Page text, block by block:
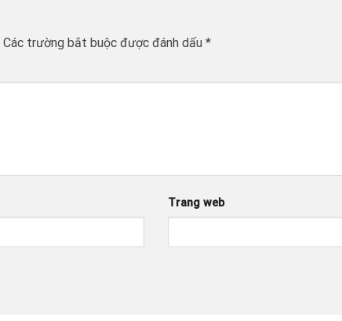
Các trường bắt buộc được đánh dấu *
Trang web